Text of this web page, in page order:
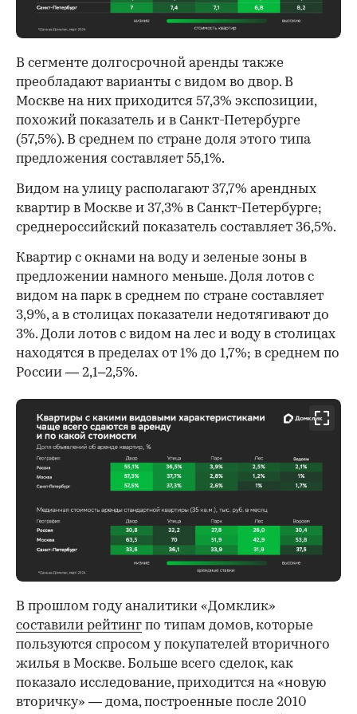
В сегменте долгосрочной аренды также
преобладают варианты с видом во двор. В
Москве на них приходится 57,3% экспозиции,
похожий показатель и в Санкт-Петербурге
(57,5%). В среднем по стране доля этого типа
предложения составляет 55,1%.
Видом на улицу располагают 37,7% арендных
квартир в Москве и 37,3% в Санкт-Петербурге;
среднероссийский показатель составляет 36,5%.
Квартир с окнами на воду и зеленые зоны в
предложении намного меньше. Доля лотов с
видом на парк в среднем по стране составляет
3,9%, а в столицах показатели недотягивают до
3%. Доли лотов с видом на лес и воду в столицах
находятся в пределах от 1% до 1,7%; в среднем по
России — 2,1–2,5%.
В прошлом году аналитики «Домклик»
составили рейтинг по типам домов, которые
пользуются спросом у покупателей вторичного
жилья в Москве. Больше всего сделок, как
показало исследование, приходится на «новую
вторичку» — дома, построенные после 2010